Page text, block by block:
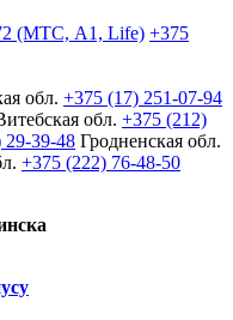
(МТС, A1, Life) +375
обл. +375 (17) 251-07-94
обл. +375 (212)
29-39-48 Гродненская обл.
+375 (222) 76-48-50